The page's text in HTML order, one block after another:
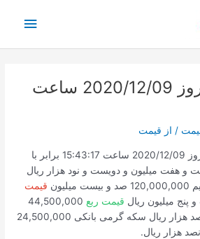
اصلی
قیمت سکه امروز 2020/12/09 ساعت
/ از قیمت
قیمت لحظه ای سکه امروز 2020/12/09 ساعت 15:43:17 برابر با
صد و بیست و هفت میلیون و دویست و نود هزار ریال
قیمت
قیمت ربع 44,500,000
چهل و چهار میلیون و پانصد هزار ریال سکه گرمی بانکی 24,500,000
هزار ریال.